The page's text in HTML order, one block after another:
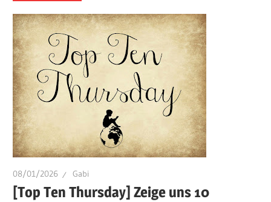
08/01/2026 Gabi
[Top Ten Thursday] Zeige uns 10